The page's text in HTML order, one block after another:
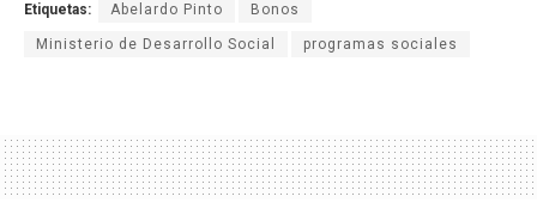
Etiquetas: Abelardo Pinto Bonos
Ministerio de Desarrollo Social programas sociales